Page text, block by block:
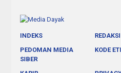
INDEKS REDAKSI
PEDOMAN MEDIA
SIBER
KODE